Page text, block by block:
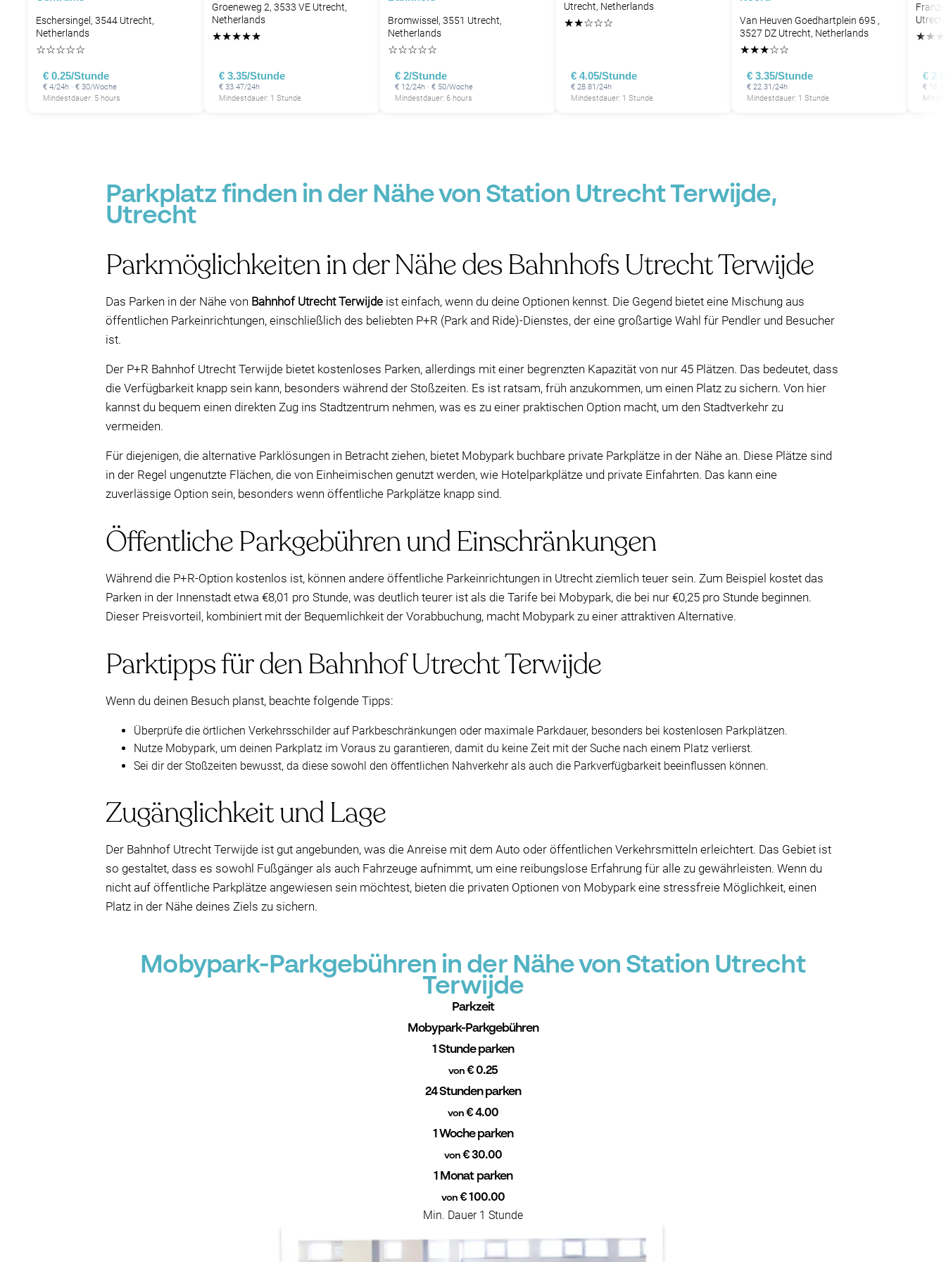
P
P
P
Eschersingel, 3544 Utrecht,
Netherlands
☆☆☆☆☆
€ 0.25/Stunde
€ 4/24h · € 30/Woche
Mindestdauer: 5 hours
Groeneweg 2, 3533 VE Utrecht,
Netherlands
★★★★★
€ 3.35/Stunde
€ 33.47/24h
Mindestdauer: 1 Stunde
Bromwissel, 3551 Utrecht,
Netherlands
☆☆☆☆☆
€ 2/Stunde
€ 12/24h · € 50/Woche
Mindestdauer: 6 hours
Utrecht, Netherlands
★★☆☆☆
€ 4.05/Stunde
€ 28.81/24h
Mindestdauer: 1 Stunde
Van Heuven Goedhartplein 695 ,
3527 DZ Utrecht, Netherlands
★★★☆☆
€ 3.35/Stunde
€ 22.31/24h
Mindestdauer: 1 Stunde
★★ ★
€
€
Parkplatz finden in der Nähe von Station Utrecht Terwijde,
Utrecht
Parkmöglichkeiten in der Nähe des Bahnhofs Utrecht Terwijde
Das Parken in der Nähe von Bahnhof Utrecht Terwijde ist einfach, wenn du deine Optionen kennst. Die Gegend bietet eine Mischung aus
öffentlichen Parkeinrichtungen, einschließlich des beliebten P+R (Park and Ride)-Dienstes, der eine großartige Wahl für Pendler und Besucher
ist.
Der P+R Bahnhof Utrecht Terwijde bietet kostenloses Parken, allerdings mit einer begrenzten Kapazität von nur 45 Plätzen. Das bedeutet, dass
die Verfügbarkeit knapp sein kann, besonders während der Stoßzeiten. Es ist ratsam, früh anzukommen, um einen Platz zu sichern. Von hier
kannst du bequem einen direkten Zug ins Stadtzentrum nehmen, was es zu einer praktischen Option macht, um den Stadtverkehr zu
vermeiden.
Für diejenigen, die alternative Parklösungen in Betracht ziehen, bietet Mobypark buchbare private Parkplätze in der Nähe an. Diese Plätze sind
in der Regel ungenutzte Flächen, die von Einheimischen genutzt werden, wie Hotelparkplätze und private Einfahrten. Das kann eine
zuverlässige Option sein, besonders wenn öffentliche Parkplätze knapp sind.
Öffentliche Parkgebühren und Einschränkungen
Während die P+R-Option kostenlos ist, können andere öffentliche Parkeinrichtungen in Utrecht ziemlich teuer sein. Zum Beispiel kostet das
Parken in der Innenstadt etwa €8,01 pro Stunde, was deutlich teurer ist als die Tarife bei Mobypark, die bei nur €0,25 pro Stunde beginnen.
Dieser Preisvorteil, kombiniert mit der Bequemlichkeit der Vorabbuchung, macht Mobypark zu einer attraktiven Alternative.
Parktipps für den Bahnhof Utrecht Terwijde
Wenn du deinen Besuch planst, beachte folgende Tipps:
Überprüfe die örtlichen Verkehrsschilder auf Parkbeschränkungen oder maximale Parkdauer, besonders bei kostenlosen Parkplätzen.
Nutze Mobypark, um deinen Parkplatz im Voraus zu garantieren, damit du keine Zeit mit der Suche nach einem Platz verlierst.
Sei dir der Stoßzeiten bewusst, da diese sowohl den öffentlichen Nahverkehr als auch die Parkverfügbarkeit beeinflussen können.
Zugänglichkeit und Lage
Der Bahnhof Utrecht Terwijde ist gut angebunden, was die Anreise mit dem Auto oder öffentlichen Verkehrsmitteln erleichtert. Das Gebiet ist
so gestaltet, dass es sowohl Fußgänger als auch Fahrzeuge aufnimmt, um eine reibungslose Erfahrung für alle zu gewährleisten. Wenn du
nicht auf öffentliche Parkplätze angewiesen sein möchtest, bieten die privaten Optionen von Mobypark eine stressfreie Möglichkeit, einen
Platz in der Nähe deines Ziels zu sichern.
Mobypark-Parkgebühren in der Nähe von Station Utrecht
Terwijde
Parkzeit
Mobypark-Parkgebühren
1 Stunde parken
von€ 0.25
24 Stunden parken
von€ 4.00
1 Woche parken
von€ 30.00
1 Monat parken
von € 100.00
Min. Dauer 1 Stunde